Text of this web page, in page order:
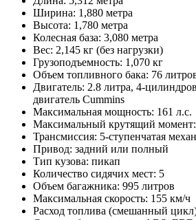
Ширина: 1,880 метра
Высота: 1,780 метра
Колесная база: 3,080 метра
Вес: 2,145 кг (без нагрузки)
Грузоподъемность: 1,070 кг
Объем топливного бака: 76
Двигатель: 2.8 литра, 4-
двигатель Cummins
Максимальная мощность: 161 л.с.
Максимальный крутящий
Трансмиссия: 5-ступенчатая
Привод: задний или полный
Тип кузова: пикап
Количество сидячих мест: 5
Объем багажника: 995 литров
Максимальная скорость: 155 км/ч
Расход топлива (смешанный